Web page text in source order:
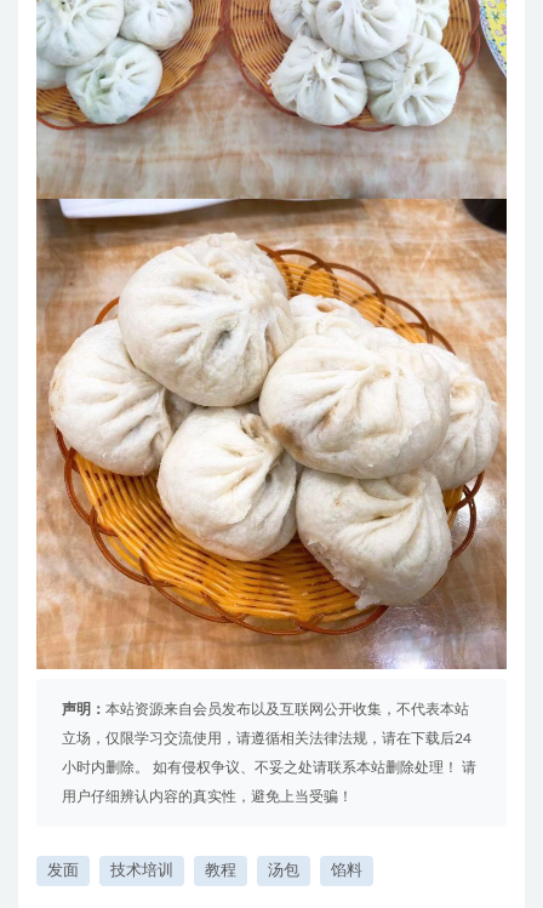
声明： 本站资源来自会员发布以及互联网公开收集，不代表本站
立场，仅限学习交流使用，请遵循相关法律法规，请在下载后24
小时内删除。 如有侵权争议、不妥之处请联系本站删除处理！ 请
用户仔细辨认内容的真实性，避免上当受骗！
发面 技术培训 教程 汤包 馅料